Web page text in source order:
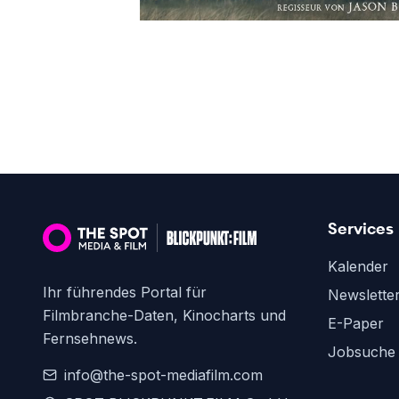
Ihr führendes Portal für
Filmbranche-Daten, Kinocharts und
Fernsehnews.
info@the-spot-mediafilm.com
Services
Kalender
E-Paper
Jobsuche